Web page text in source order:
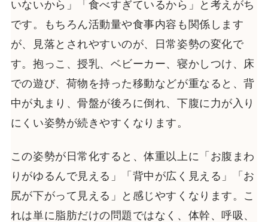
いないから」「食べすぎているから」と考えがち
です。もちろん活動量や食事内容も関係します
が、見落とされやすいのが、日常姿勢の変化で
す。抱っこ、授乳、ベビーカー、寝かしつけ、床
での遊び、荷物を持った移動などが重なると、背
中が丸まり、骨盤が後ろに倒れ、下腹に力が入り
にくい姿勢が続きやすくなります。
この姿勢が日常化すると、体重以上に「お腹まわ
りがゆるんで見える」「背中が広く見える」「お
尻が下がって見える」と感じやすくなります。こ
れは単に脂肪だけの問題ではなく、体幹、呼吸、